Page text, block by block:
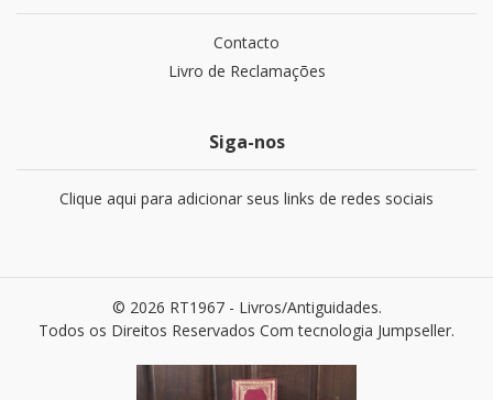
Contacto
Livro de Reclamações
Siga-nos
Clique aqui para adicionar seus links de redes sociais
© 2026 RT1967 - Livros/Antiguidades.
Todos os Direitos Reservados Com tecnologia Jumpseller.